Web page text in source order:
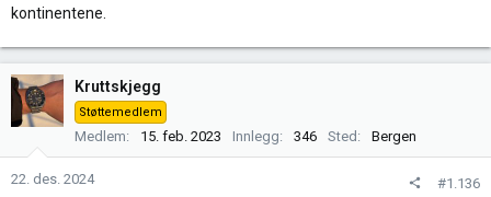
kontinentene.
Kruttskjegg
Støttemedlem
Medlem 15. feb. 2023 Innlegg 346 Sted Bergen
22. des. 2024 #1.136